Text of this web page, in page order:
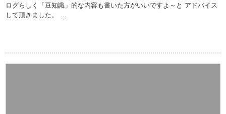
ログらしく「豆知識」的な内容も書いた方がいいですよ～と アドバイス
して頂きました。 …